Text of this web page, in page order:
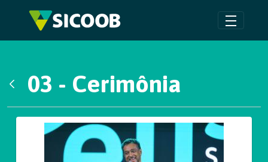
Pular para o Conteúdo principal
03 - Cerimônia
Galeria de Mídias